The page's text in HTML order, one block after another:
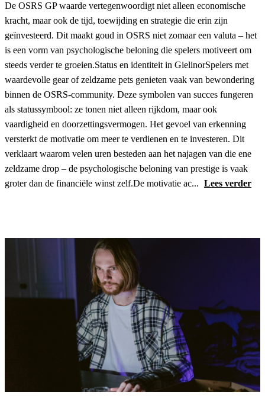
De OSRS GP waarde vertegenwoordigt niet alleen economische
kracht, maar ook de tijd, toewijding en strategie die erin zijn
geïnvesteerd. Dit maakt goud in OSRS niet zomaar een valuta – het
is een vorm van psychologische beloning die spelers motiveert om
steeds verder te groeien.Status en identiteit in GielinorSpelers met
waardevolle gear of zeldzame pets genieten vaak van bewondering
binnen de OSRS-community. Deze symbolen van succes fungeren
als statussymbool: ze tonen niet alleen rijkdom, maar ook
vaardigheid en doorzettingsvermogen. Het gevoel van erkenning
versterkt de motivatie om meer te verdienen en te investeren. Dit
verklaart waarom velen uren besteden aan het najagen van die ene
zeldzame drop – de psychologische beloning van prestige is vaak
groter dan de financiële winst zelf.De motivatie ac... Lees verder